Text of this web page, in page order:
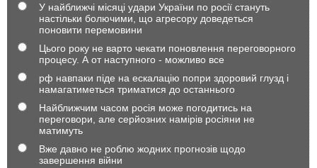
У найближчі місяці удари України по росії стануть
настільки болючими, що агресору доведеться
поновити перемовини
Цього року не варто чекати поновлення переговорного
процесу. А от наступного - можливо все
рф навпаки піде на ескалацію попри здоровий глузд і
намагатиметься триматися до останнього
Найближчим часом росія може погодитись на
переговори, але серйозних намірів росіяни не
матимуть
Вже давно не роблю жодних прогнозів щодо
завершення війни